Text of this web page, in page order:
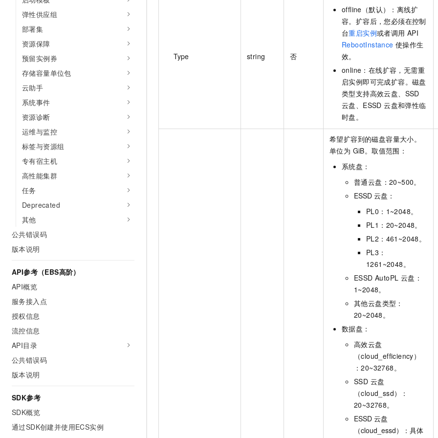
弹性供应组
部署集
资源保障
预留实例券
存储容量单位包
云助手
系统事件
资源诊断
运维与监控
标签与资源组
专有宿主机
高性能集群
任务
Deprecated
其他
公共错误码
版本说明
API参考（EBS高阶）
API概览
服务接入点
授权信息
流控信息
API目录
公共错误码
版本说明
SDK参考
SDK概览
通过SDK创建并使用ECS实例
Type string 否
offline（默认）：离线扩
容。扩容后，您必须在控制
台重启实例或者调用 API
RebootInstance 使操作生
效。
online：在线扩容，无需重
启实例即可完成扩容。磁盘
类型支持高效云盘、SSD
云盘、ESSD 云盘和弹性临
时盘。
希望扩容到的磁盘容量大小。
单位为 GiB。取值范围：
系统盘：
普通云盘：20~500。
ESSD 云盘：
PL0：1~2048。
PL1：20~2048。
PL2：461~2048。
PL3：
1261~2048。
ESSD AutoPL 云盘：
1~2048。
其他云盘类型：
20~2048。
数据盘：
高效云盘
（cloud_efficiency）
：20~32768。
SSD 云盘
（cloud_ssd）：
20~32768。
ESSD 云盘
（cloud_essd）：具体